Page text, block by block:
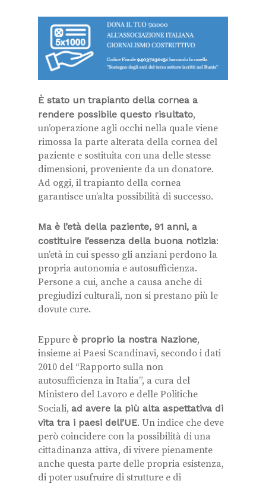
È stato un trapianto della cornea a
rendere possibile questo risultato,
un’operazione agli occhi nella quale viene
rimossa la parte alterata della cornea del
paziente e sostituita con una delle stesse
dimensioni, proveniente da un donatore.
Ad oggi, il trapianto della cornea
garantisce un’alta possibilità di successo.
Ma è l’età della paziente, 91 anni, a
costituire l’essenza della buona notizia:
un’età in cui spesso gli anziani perdono la
propria autonomia e autosufficienza.
Persone a cui, anche a causa anche di
pregiudizi culturali, non si prestano più le
dovute cure.
Eppure è proprio la nostra Nazione,
insieme ai Paesi Scandinavi, secondo i dati
2010 del “Rapporto sulla non
autosufficienza in Italia”, a cura del
Ministero del Lavoro e delle Politiche
Sociali, ad avere la più alta aspettativa di
vita tra i paesi dell’UE. Un indice che deve
però coincidere con la possibilità di una
cittadinanza attiva, di vivere pienamente
anche questa parte delle propria esistenza,
di poter usufruire di strutture e di